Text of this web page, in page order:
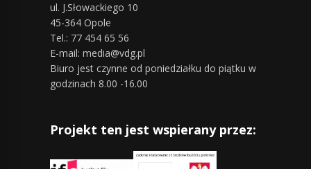
ul. J.Słowackiego 10
45-364 Opole
Tel.: 77 454 65 56
E-mail: media@vdg.pl
Biuro jest czynne od poniedziałku do piątku w
godzinach 8.00 -16.00
Projekt ten jest wspierany przez: